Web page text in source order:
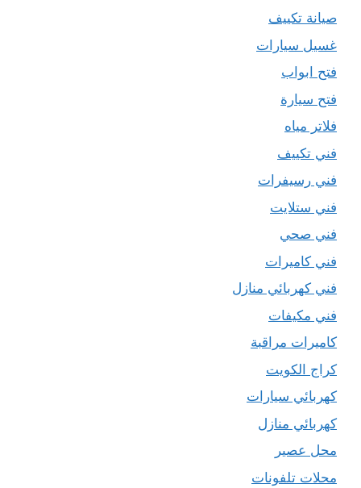
صيانة تكييف
غسيل سيارات
فتح ابواب
فتح سيارة
فلاتر مياه
فني تكييف
فني رسيفرات
فني ستلايت
فني صحي
فني كاميرات
فني كهربائي منازل
فني مكيفات
كاميرات مراقبة
كراج الكويت
كهربائي سيارات
كهربائي منازل
محل عصير
محلات تلفونات